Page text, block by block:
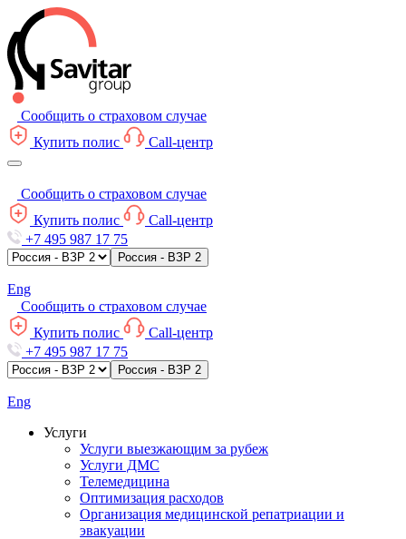
Сообщить о страховом случае
Купить полис
Call-центр
Сообщить о страховом случае
Купить полис
Call-центр
+7 495 987 17 75
Россия - ВЗР 2
Eng
Сообщить о страховом случае
Купить полис
Call-центр
+7 495 987 17 75
Россия - ВЗР 2
Eng
Услуги
Услуги выезжающим за рубеж
Услуги ДМС
Телемедицина
Оптимизация расходов
Организация медицинской репатриации и
эвакуации